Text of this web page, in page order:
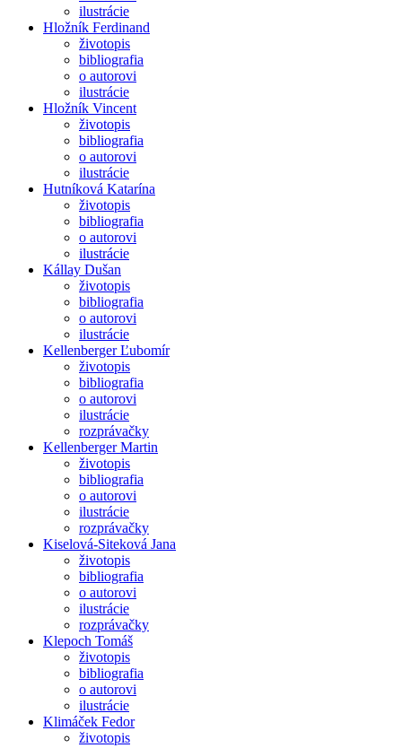
ilustrácie
Hložník Ferdinand
životopis
bibliografia
o autorovi
ilustrácie
Hložník Vincent
životopis
bibliografia
o autorovi
ilustrácie
Hutníková Katarína
životopis
bibliografia
o autorovi
ilustrácie
Kállay Dušan
životopis
bibliografia
o autorovi
ilustrácie
Kellenberger Ľubomír
životopis
bibliografia
o autorovi
ilustrácie
rozprávačky
Kellenberger Martin
životopis
bibliografia
o autorovi
ilustrácie
rozprávačky
Kiselová-Siteková Jana
životopis
bibliografia
o autorovi
ilustrácie
rozprávačky
Klepoch Tomáš
životopis
bibliografia
o autorovi
ilustrácie
Klimáček Fedor
životopis